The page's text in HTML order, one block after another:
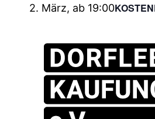
2. März, ab 19:00